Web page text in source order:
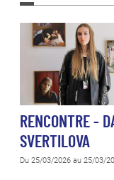
RENCONTRE -
SVERTILOVA
Du 25/03/2026 au 25/03/